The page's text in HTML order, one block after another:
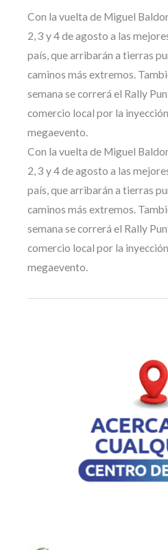
Con la vuelta de Miguel
2, 3 y 4 de agosto a las
país, que arribarán a tierras
caminos más extremos.
semana se correrá el Rally
comercio local por la
megaevento.
Con la vuelta de Miguel
2, 3 y 4 de agosto a las
país, que arribarán a tierras
caminos más extremos.
semana se correrá el Rally
comercio local por la
megaevento.